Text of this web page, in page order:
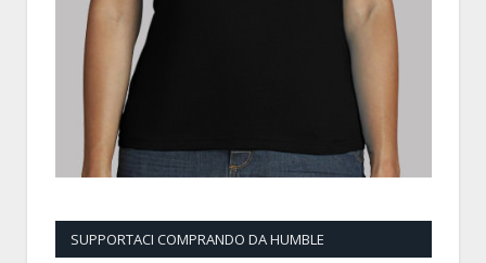
SUPPORTACI COMPRANDO DA HUMBLE